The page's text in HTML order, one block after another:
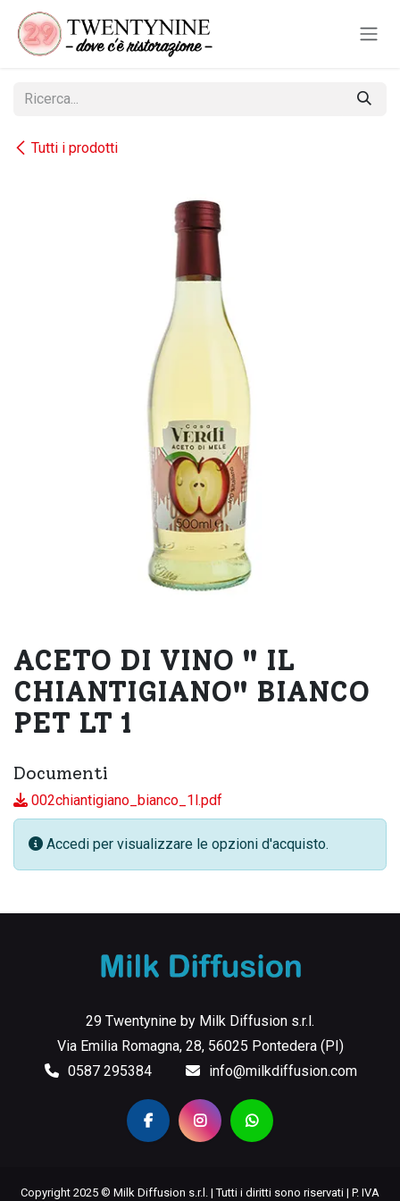
Passa al contenuto
Tutti i prodotti
ACETO DI VINO " IL
CHIANTIGIANO" BIANCO
PET LT 1
Documenti
002chiantigiano_bianco_1l.pdf
Accedi per visualizzare le opzioni d'acquisto.
29 Twentynine by Milk Diffusion s.r.l.
Via Emilia Romagna, 28, 56025 Pontedera (PI)
0587 295384
info@milkdiffusion.com
Copyright 2025 © Milk Diffusion s.r.l. | Tutti i diritti sono riservati | P. IVA